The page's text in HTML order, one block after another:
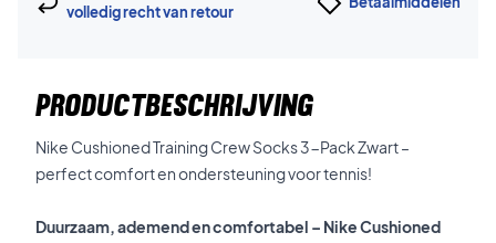
volledig recht van retour
PRODUCTBESCHRIJVING
Nike Cushioned Training Crew Socks 3-Pack Zwart –
perfect comfort en ondersteuning voor tennis!
Duurzaam, ademend en comfortabel – Nike Cushioned